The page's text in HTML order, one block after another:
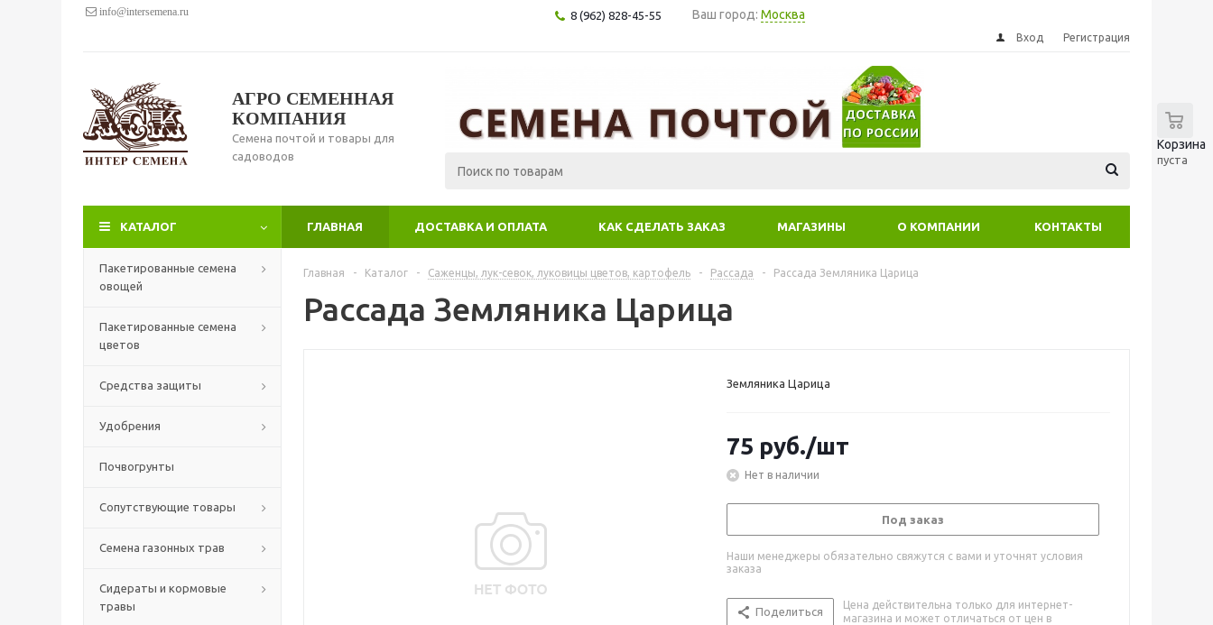
info@intersemena.ru 8 (962) 828-45-55 Ваш город: Москва
Вход Регистрация
АГРО СЕМЕННАЯ
КОМПАНИЯ
Семена почтой и товары для
садоводов
Корзина
пуста
КАТАЛОГ ГЛАВНАЯ ДОСТАВКА И ОПЛАТА КАК СДЕЛАТЬ ЗАКАЗ МАГАЗИНЫ О КОМПАНИИ КОНТАКТЫ
Пакетированные семена
овощей
Пакетированные семена
цветов
Средства защиты
Удобрения
Почвогрунты
Сопутствующие товары
Семена газонных трав
Сидераты и кормовые
травы
Главная - Каталог - Саженцы, лук-севок, луковицы цветов, картофель - Рассада - Рассада Земляника Царица
Рассада Земляника Царица
Земляника Царица
75 руб./шт
Нет в наличии
Под заказ
Наши менеджеры обязательно свяжутся с вами и уточнят условия
заказа
Поделиться
Цена действительна только для интернет-
магазина и может отличаться от цен в